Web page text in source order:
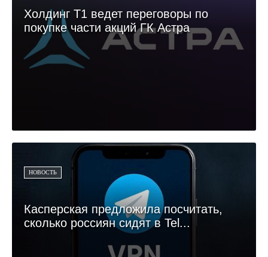
Холдинг Т1 ведет переговоры по
покупке части акций ГК Астра
НОВОСТЬ
Касперская предложила посчитать,
сколько россиян сидят в Tel...